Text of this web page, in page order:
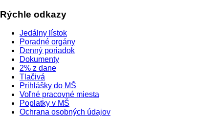
Rýchle odkazy
Jedálny lístok
Poradné orgány
Denný poriadok
Dokumenty
2% z dane
Tlačivá
Prihlášky do MŠ
Voľné pracovné miesta
Poplatky v MŠ
Ochrana osobných údajov